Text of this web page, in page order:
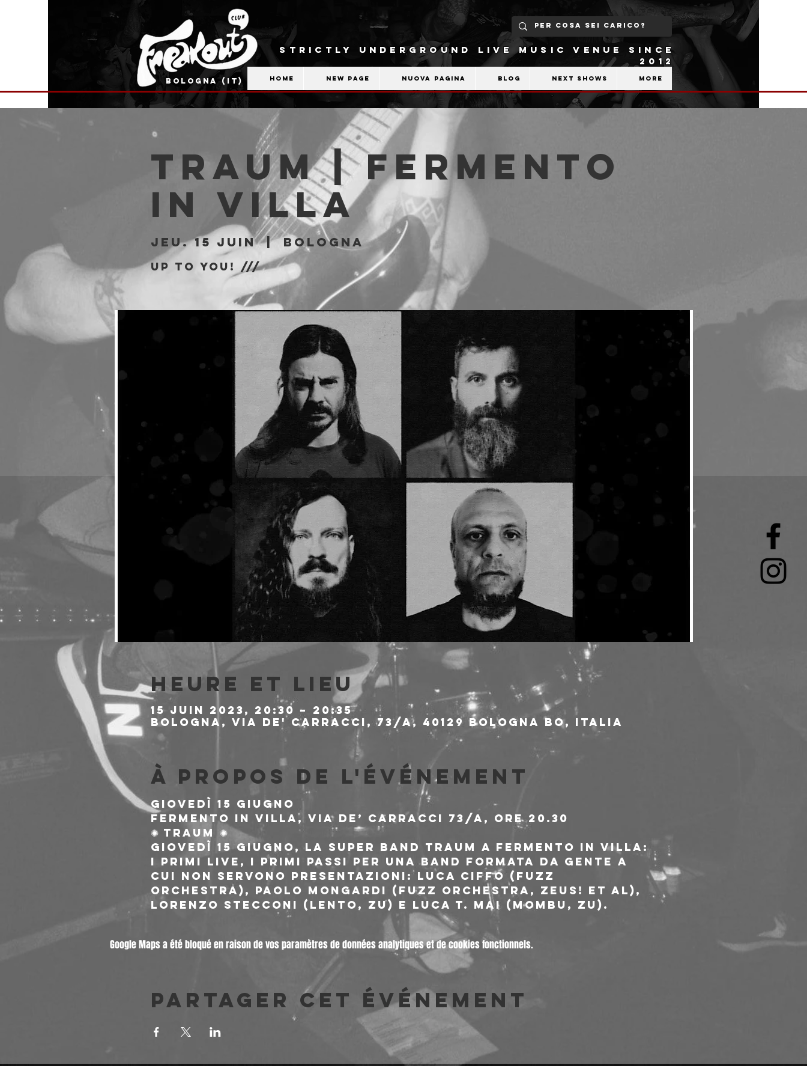
BOLOGNA (IT)
STRICTLY UNDERGROUND LIVE MUSIC VENUE SINCE
2012
Home New Page Nuova pagina Blog Next shows More
TRAUM | Fermento
in Villa
jeu. 15 juin
  |
Bologna
Up to You! ///
Heure et lieu
15 juin 2023, 20:30 – 20:35
Bologna, Via de' Carracci, 73/A, 40129 Bologna BO, Italia
À propos de l'événement
Giovedì 15 Giugno
Fermento in Villa, via de’ Carracci 73/a, ore 20.30
✺ TRAUM ✺
Giovedì 15 giugno, la super band TRAUM a Fermento in Villa:
i primi live, i primi passi per una band formata da gente a
cui non servono presentazioni: Luca Ciffo (Fuzz
Orchestra), Paolo Mongardi (Fuzz Orchestra, Zeus! et al),
Lorenzo Stecconi (Lento, Zu) e Luca T. Mai (Mombu, Zu).
Google Maps a été bloqué en raison de vos paramètres de données analytiques et de cookies fonctionnels.
Partager cet événement